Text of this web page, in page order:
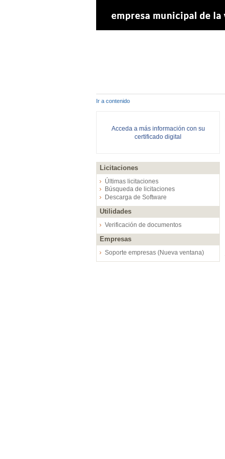
Ir a contenido
Acceda a más información con su
certificado digital
Licitaciones
Últimas licitaciones
Búsqueda de licitaciones
Descarga de Software
Utilidades
Verificación de documentos
Empresas
Soporte empresas (Nueva ventana)